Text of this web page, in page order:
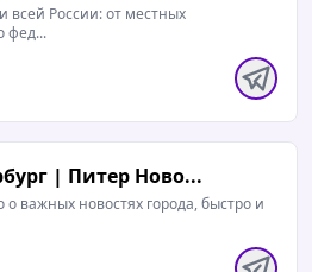
Бензиновая
Сегодня на
всей России: от местных
фед...
| Питер Ново...
важных новостях города, быстро и